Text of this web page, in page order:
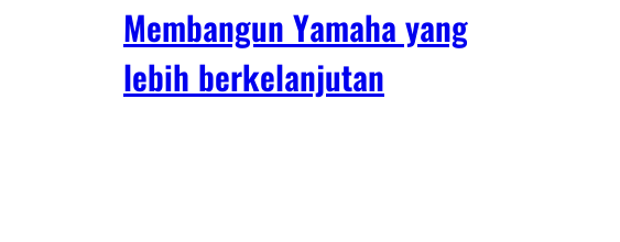
Membangun Yamaha yang
lebih berkelanjutan